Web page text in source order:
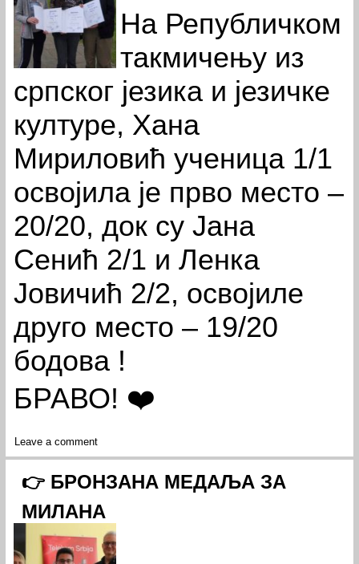
На Републичком
такмичењу из
српског језика и језичке
културе, Хана
Мириловић ученица 1/1
освојила је прво место –
20/20, док су Јана
Сенић 2/1 и Ленка
Јовичић 2/2, освојиле
друго место – 19/20
бодова !
БРАВО! ❤️
Leave a comment
👉 БРОНЗАНА МЕДАЉА ЗА
МИЛАНА